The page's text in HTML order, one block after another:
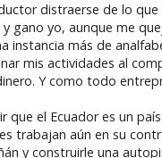
distraerse de lo
gano yo, aunque me
instancia más de
mis actividades al
Y como todo
que el Ecuador es un
trabajan aún en su
y construirle una